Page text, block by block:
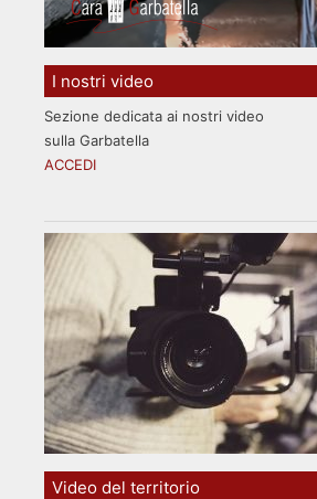
I nostri video
Sezione dedicata ai nostri video
sulla Garbatella
ACCEDI
Video del territorio